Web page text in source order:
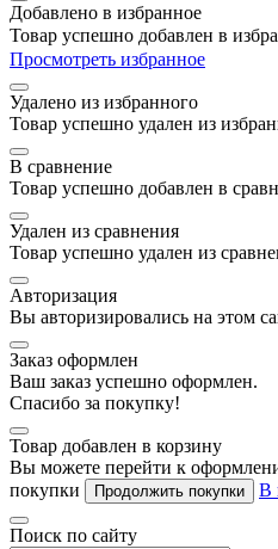
Добавлено в избранное
Товар успешно добавлен в
Просмотреть избранное
Удалено из избранного
Товар успешно удален из
В сравнение
Товар успешно добавлен в
Удален из сравнения
Товар успешно удален из
Авторизация
Вы авторизировались на этом
Заказ оформлен
Ваш заказ успешно оформлен.
Спасибо за покупку!
Товар добавлен в корзину
Вы можете перейти к
покупки
Продолжить покупки В
Поиск по сайту